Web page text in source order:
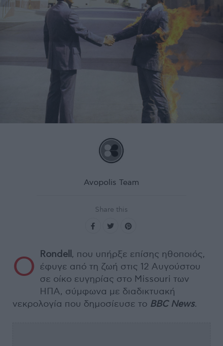
Avopolis Team
Share this
Ο Rondell , που υπήρξε επίσης ηθοποιός,
έφυγε από τη ζωή στις 12 Αυγούστου
σε οίκο ευγηρίας στο Missouri των
ΗΠΑ, σύμφωνα με διαδικτυακή
νεκρολογία που δημοσίευσε το BBC News.